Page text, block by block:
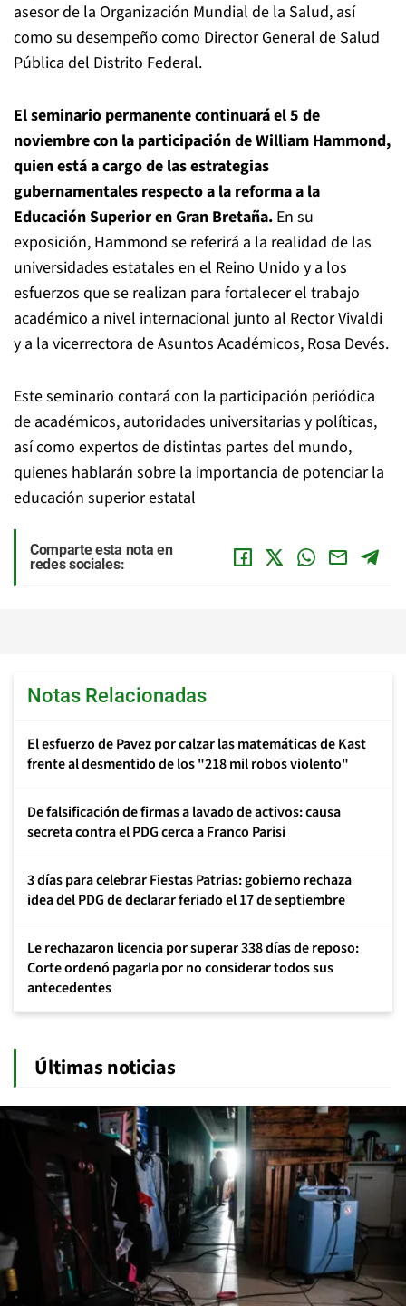
asesor de la Organización Mundial de la Salud, así
como su desempeño como Director General de Salud
Pública del Distrito Federal.
El seminario permanente continuará el 5 de
noviembre con la participación de William Hammond,
quien está a cargo de las estrategias
gubernamentales respecto a la reforma a la
Educación Superior en Gran Bretaña. En su
exposición, Hammond se referirá a la realidad de las
universidades estatales en el Reino Unido y a los
esfuerzos que se realizan para fortalecer el trabajo
académico a nivel internacional junto al Rector Vivaldi
y a la vicerrectora de Asuntos Académicos, Rosa Devés.
Este seminario contará con la participación periódica
de académicos, autoridades universitarias y políticas,
así como expertos de distintas partes del mundo,
quienes hablarán sobre la importancia de potenciar la
educación superior estatal
Comparte esta nota en
redes sociales:
Notas Relacionadas
El esfuerzo de Pavez por calzar las matemáticas de Kast
frente al desmentido de los "218 mil robos violento"
De falsificación de firmas a lavado de activos: causa
secreta contra el PDG cerca a Franco Parisi
3 días para celebrar Fiestas Patrias: gobierno rechaza
idea del PDG de declarar feriado el 17 de septiembre
Le rechazaron licencia por superar 338 días de reposo:
Corte ordenó pagarla por no considerar todos sus
antecedentes
Últimas noticias